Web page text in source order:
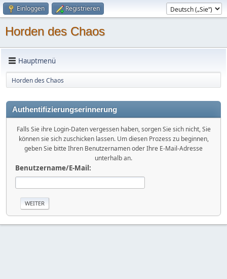
Einloggen Registrieren
Horden des Chaos
Hauptmenü
Horden des Chaos
Authentifizierungserinnerung
Falls Sie ihre Login-Daten vergessen haben, sorgen Sie sich nicht, Sie
können sie sich zuschicken lassen. Um diesen Prozess zu beginnen,
geben Sie bitte Ihren Benutzernamen oder Ihre E-Mail-Adresse
unterhalb an.
Benutzername/E-Mail: